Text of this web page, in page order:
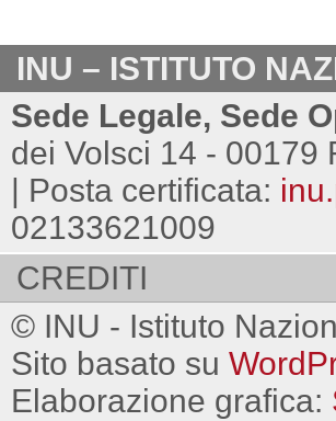
INU – ISTITUTO
Sede Legale, Sede
dei Volsci 14 - 00179
| Posta certificata:
02133621009
CREDITI
© INU - Istituto
Sito basato su
Elaborazione grafica: